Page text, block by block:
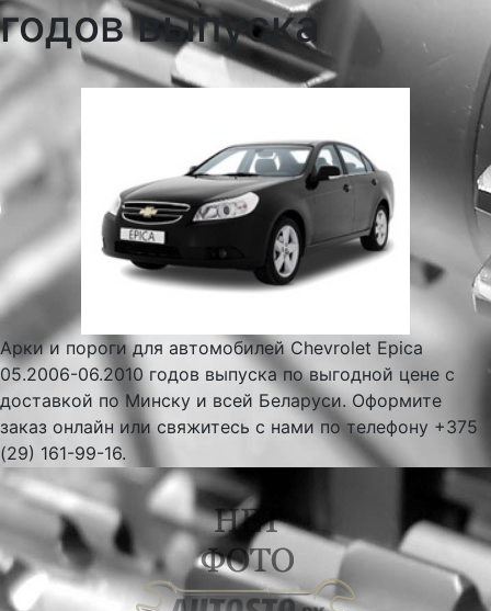
годов выпуска
Арки и пороги для автомобилей Chevrolet Epica
05.2006-06.2010 годов выпуска по выгодной цене с
доставкой по Минску и всей Беларуси. Оформите
заказ онлайн или свяжитесь с нами по телефону +375
(29) 161-99-16.